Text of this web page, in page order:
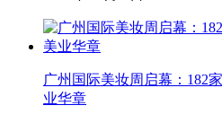
广州国际美妆周启幕：182
业华章